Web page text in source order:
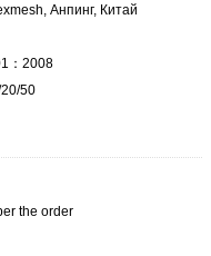
Анпинг, Китай
：2008
50
the order